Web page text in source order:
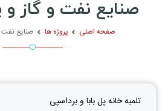
صنایع نفت و گاز
صفحه اصلی پروژه ها صنایع نفت
تلمبه خانه پل بابا و برداسپی